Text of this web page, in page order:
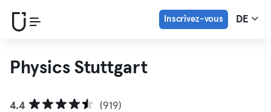
Inscrivez-vous DE
Physics Stuttgart
4.4
(919)